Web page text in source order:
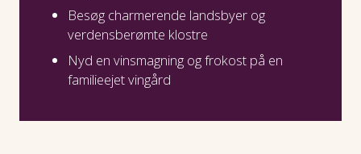
Besøg charmerende landsbyer og
verdensberømte klostre
Nyd en vinsmagning og frokost på en
familieejet vingård